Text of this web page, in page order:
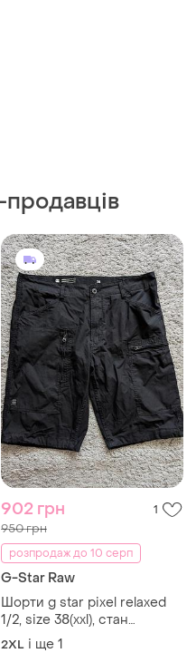
ідеальний, півпояс 51-52
бедра 65, довжина 61
ширина штанини 29
2XL і ще 1
450 грн
Uniqlo
Шорти котонові фірмові
32